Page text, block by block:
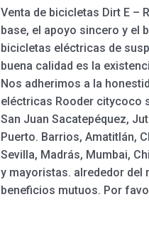
Venta de bicicletas Dirt E –
base, el apoyo sincero y el
bicicletas eléctricas de
buena calidad es la
Nos adherimos a la
eléctricas Rooder citycoco
San Juan Sacatepéquez,
Puerto. Barrios, Amatitlán,
Sevilla, Madrás, Mumbai,
y mayoristas. alrededor del
beneficios mutuos. Por